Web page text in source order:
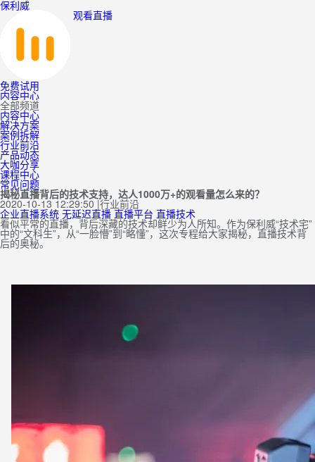
保利威
观看直播
免费试用
内容中心
全部频道
内容中心
解决方案
案例拆解
行业前沿
产品动态
大咖分享
课程中心
常见问题
揭秘直播背后的技术支持，达人1000万+的观看量怎么来的？
2020-10-13 12:29:50 |行业前沿
企业直播系统 无延迟直播 直播平台 直播技术
看似平常的直播，背后深藏的技术却鲜少为人所知。作为保利威“技术宅”
中的“文科生”，从“一脸懵”到“略懂”，这次专程给大家揭秘，直播技术背
后的奥秘。